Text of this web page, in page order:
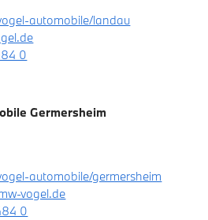
automobile/landau
0
Germersheim
automobile/germersheim
vogel.de
0